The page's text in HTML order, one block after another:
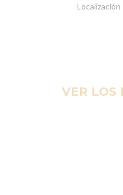
VER LOS